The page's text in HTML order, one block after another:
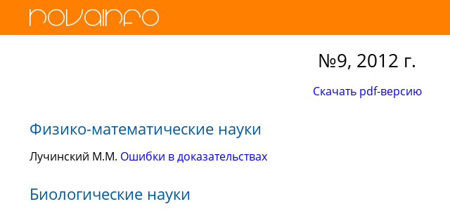
№9, 2012 г.
Скачать pdf-версию
Физико-математические науки
Лучинский М.М. Ошибки в доказательствах
Биологические науки